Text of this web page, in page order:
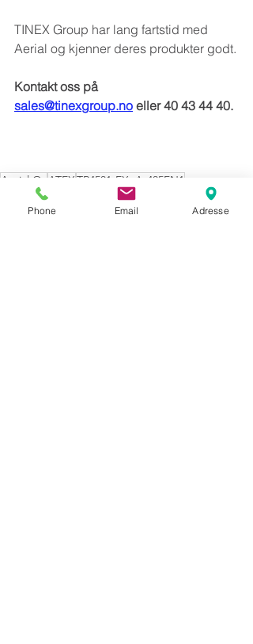
TINEX Group har lang fartstid med
Aerial og kjenner deres produkter godt.
Kontakt oss på
sales@tinexgroup.no eller 40 43 44 40.
Aerial Oy ATEXTR4501-EXnA-405FN1
APPROVED POWER DIVIDER
Phone Email Adresse